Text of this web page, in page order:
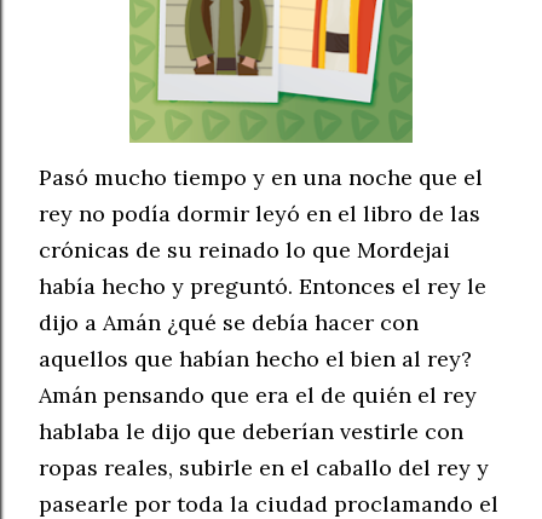
Pasó mucho tiempo y en una noche que el
rey no podía dormir leyó en el libro de las
crónicas de su reinado lo que Mordejai
había hecho y preguntó. Entonces el rey le
dijo a Amán ¿qué se debía hacer con
aquellos que habían hecho el bien al rey?
Amán pensando que era el de quién el rey
hablaba le dijo que deberían vestirle con
ropas reales, subirle en el caballo del rey y
pasearle por toda la ciudad proclamando el